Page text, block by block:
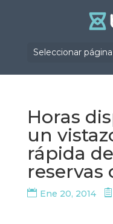
Seleccionar página
Horas
un
rápida
Ene 20, 2014